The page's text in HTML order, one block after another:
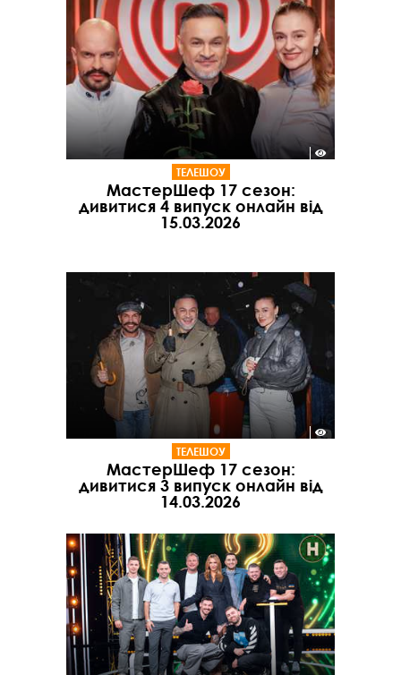
ТЕЛЕШОУ
МастерШеф 17 сезон:
дивитися 4 випуск онлайн від
15.03.2026
ТЕЛЕШОУ
МастерШеф 17 сезон:
дивитися 3 випуск онлайн від
14.03.2026